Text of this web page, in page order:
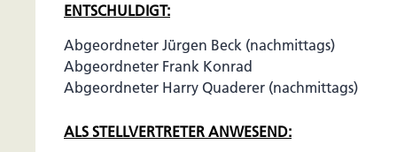
ENTSCHULDIGT:
Abgeordneter Jürgen Beck (nachmittags)
Abgeordneter Frank Konrad
Abgeordneter Harry Quaderer (nachmittags)
ALS STELLVERTRETER ANWESEND: